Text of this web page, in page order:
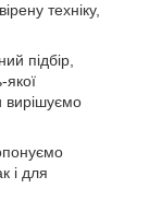
техніку,
підбір,
якої
і для